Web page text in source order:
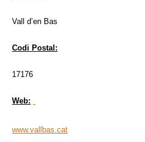
Vall d’en Bas
Codi Postal:
17176
Web:
www.vallbas.cat